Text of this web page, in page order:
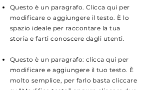
Questo è un paragrafo. Clicca qui per
modificare o aggiungere il testo. È lo
spazio ideale per raccontare la tua
storia e farti conoscere dagli utenti.
Questo è un paragrafo: clicca qui per
modificare e aggiungere il tuo testo. È
molto semplice, per farlo basta cliccare